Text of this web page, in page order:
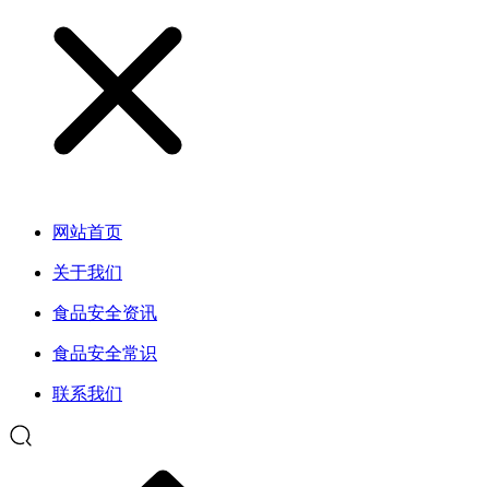
网站首页
关于我们
食品安全资讯
食品安全常识
联系我们